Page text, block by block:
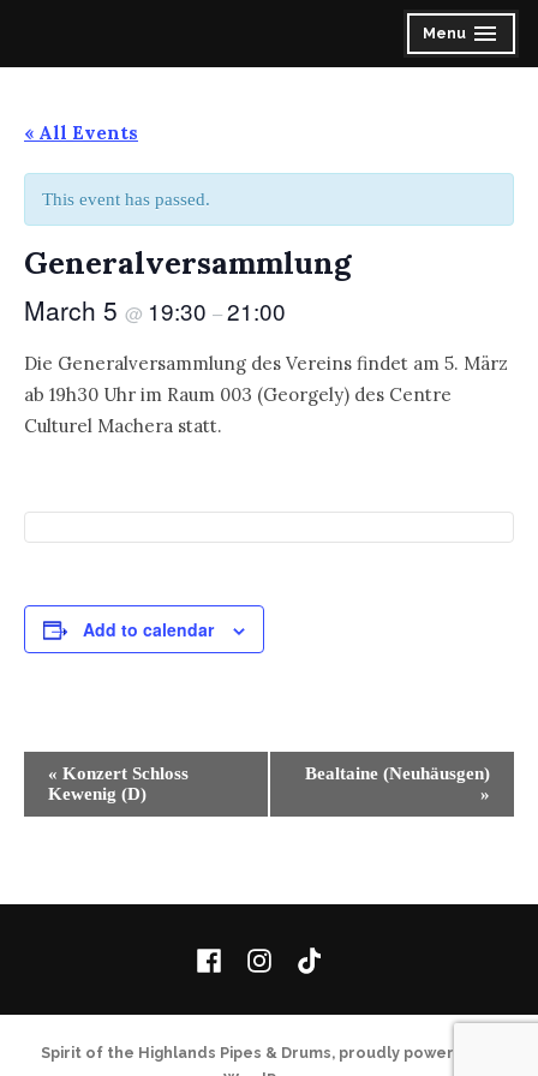
Menu
expanded
collapsed
« All Events
This event has passed.
Generalversammlung
March 5 @ 19:30 –21:00
Die Generalversammlung des Vereins findet am 5. März
ab 19h30 Uhr im Raum 003 (Georgely) des Centre
Culturel Machera statt.
Add to calendar
Event
Navigation
« Konzert Schloss
Kewenig (D)
Bealtaine (Neuhäusgen)
»
FacebookInstagramTikTok
Spirit of the Highlands Pipes & Drums, proudly powered by